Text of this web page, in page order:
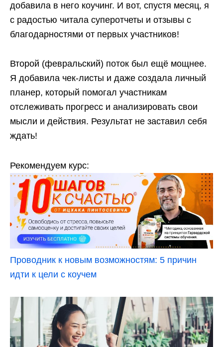
добавила в него коучинг. И вот, спустя месяц, я
с радостью читала суперотчеты и отзывы с
благодарностями от первых участников!
Второй (февральский) поток был ещё мощнее.
Я добавила чек-листы и даже создала личный
планер, который помогал участникам
отслеживать прогресс и анализировать свои
мысли и действия. Результат не заставил себя
ждать!
Рекомендуем курс:
Проводник к новым возможностям: 5 причин
идти к цели с коучем